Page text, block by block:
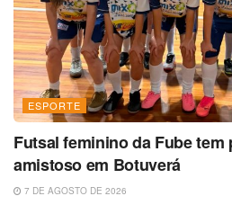
ESPORTE
Futsal feminino da Fube
amistoso em Botuverá
7 DE AGOSTO DE 2026